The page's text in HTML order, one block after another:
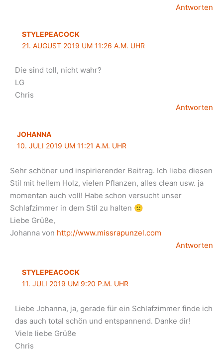
Antworten
STYLEPEACOCK
21. AUGUST 2019 UM 11:26 A.M. UHR
Die sind toll, nicht wahr?
LG
Chris
Antworten
JOHANNA
10. JULI 2019 UM 11:21 A.M. UHR
Sehr schöner und inspirierender Beitrag. Ich liebe diesen
Stil mit hellem Holz, vielen Pflanzen, alles clean usw. ja
momentan auch voll! Habe schon versucht unser
Schlafzimmer in dem Stil zu halten 🙂
Liebe Grüße,
Johanna von http://www.missrapunzel.com
Antworten
STYLEPEACOCK
11. JULI 2019 UM 9:20 P.M. UHR
Liebe Johanna, ja, gerade für ein Schlafzimmer finde ich
das auch total schön und entspannend. Danke dir!
Viele liebe Grüße
Chris